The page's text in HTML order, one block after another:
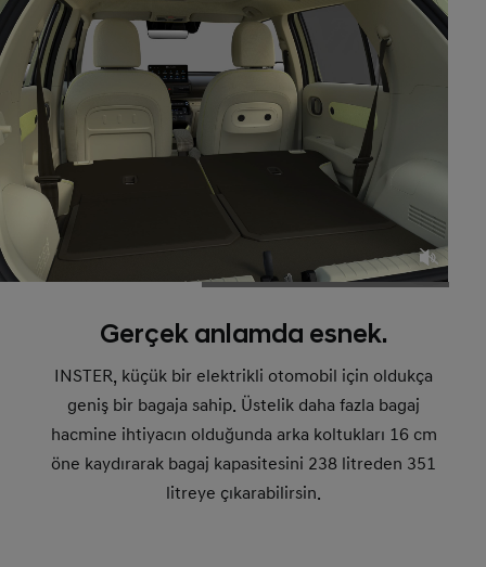
Gerçek anlamda esnek.
INSTER, küçük bir elektrikli otomobil için oldukça
geniş bir bagaja sahip. Üstelik daha fazla bagaj
hacmine ihtiyacın olduğunda arka koltukları 16 cm
öne kaydırarak bagaj kapasitesini 238 litreden 351
litreye çıkarabilirsin.